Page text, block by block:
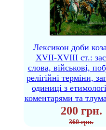
Лексикон доби
XVII-XVIII ст.:
слова, військові,
релігійні терміни,
одиниці з
коментарями та
200 грн.
360 грн.